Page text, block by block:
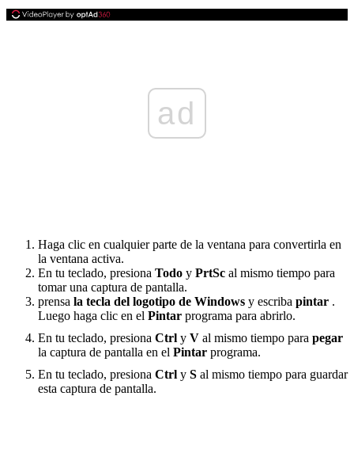
ad
Haga clic en cualquier parte de la ventana para convertirla en
la ventana activa.
En tu teclado, presiona Todo y PrtSc al mismo tiempo para
tomar una captura de pantalla.
prensa la tecla del logotipo de Windows y escriba pintar .
Luego haga clic en el Pintar programa para abrirlo.
En tu teclado, presiona Ctrl y V al mismo tiempo para pegar
la captura de pantalla en el Pintar programa.
En tu teclado, presiona Ctrl y S al mismo tiempo para guardar
esta captura de pantalla.